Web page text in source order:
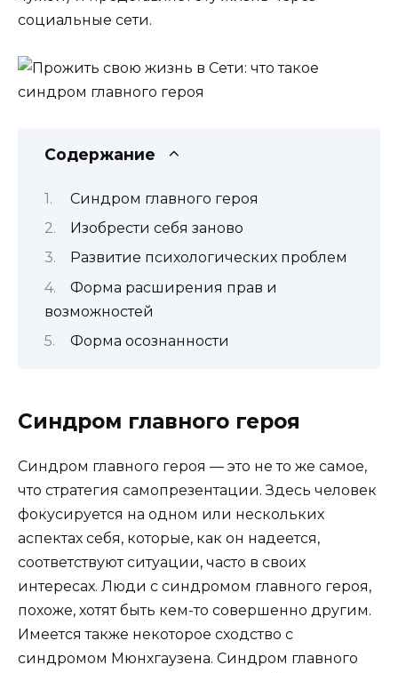
социальные сети.
Содержание
Синдром главного героя
Изобрести себя заново
Развитие психологических проблем
Форма расширения прав и
возможностей
Форма осознанности
Синдром главного героя
Синдром главного героя — это не то же самое,
что стратегия самопрезентации. Здесь человек
фокусируется на одном или нескольких
аспектах себя, которые, как он надеется,
соответствуют ситуации, часто в своих
интересах. Люди с синдромом главного героя,
похоже, хотят быть кем-то совершенно другим.
Имеется также некоторое сходство с
синдромом Мюнхгаузена. Синдром главного